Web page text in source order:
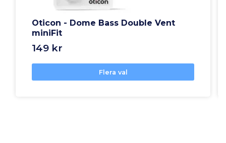
Oticon - Dome Bass Double Vent
miniFit
149 kr
Flera val